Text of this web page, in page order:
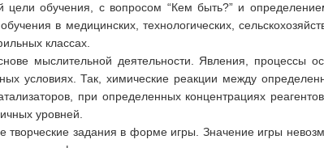
обучения, с вопросом “Кем быть?” и
в медицинских, технологических,
классах.
мыслительной деятельности. Явления, процессы
условиях. Так, химические реакции между
при определенных концентрациях
уровней.
творческие задания в форме игры. Значение игры